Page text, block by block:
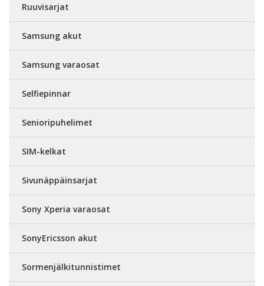
Ruuvisarjat
Samsung akut
Samsung varaosat
Selfiepinnar
Senioripuhelimet
SIM-kelkat
Sivunäppäinsarjat
Sony Xperia varaosat
SonyEricsson akut
Sormenjälkitunnistimet